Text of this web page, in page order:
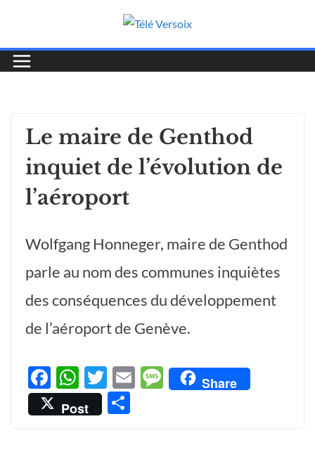
Le maire de Genthod
inquiet de l’évolution de
l’aéroport
Wolfgang Honneger, maire de Genthod
parle au nom des communes inquiètes
des conséquences du développement
de l’aéroport de Genève.
F
ac
e
W
h
at
T
w
itt
E
M
es
Share
Post